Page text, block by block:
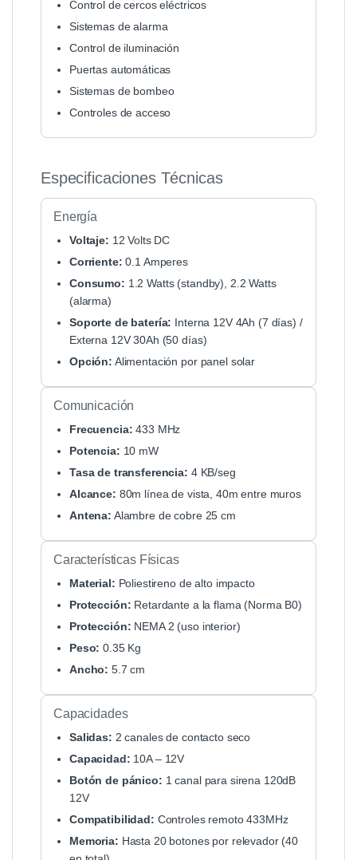
Control de cercos eléctricos
Sistemas de alarma
Control de iluminación
Puertas automáticas
Sistemas de bombeo
Controles de acceso
Especificaciones Técnicas
Energía
Voltaje: 12 Volts DC
Corriente: 0.1 Amperes
Consumo: 1.2 Watts (standby), 2.2 Watts
(alarma)
Soporte de batería: Interna 12V 4Ah (7 días) /
Externa 12V 30Ah (50 días)
Opción: Alimentación por panel solar
Comunicación
Frecuencia: 433 MHz
Potencia: 10 mW
Tasa de transferencia: 4 KB/seg
Alcance: 80m línea de vista, 40m entre muros
Antena: Alambre de cobre 25 cm
Características Físicas
Material: Poliestireno de alto impacto
Protección: Retardante a la flama (Norma B0)
Protección: NEMA 2 (uso interior)
Peso: 0.35 Kg
Ancho: 5.7 cm
Capacidades
Salidas: 2 canales de contacto seco
Capacidad: 10A – 12V
Botón de pánico: 1 canal para sirena 120dB
12V
Compatibilidad: Controles remoto 433MHz
Memoria: Hasta 20 botones por relevador (40